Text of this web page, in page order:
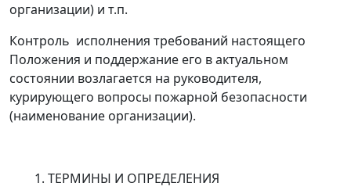
организации) и т.п.
Контроль исполнения требований настоящего
Положения и поддержание его в актуальном
состоянии возлагается на руководителя,
курирующего вопросы пожарной безопасности
(наименование организации).
ТЕРМИНЫ И ОПРЕДЕЛЕНИЯ